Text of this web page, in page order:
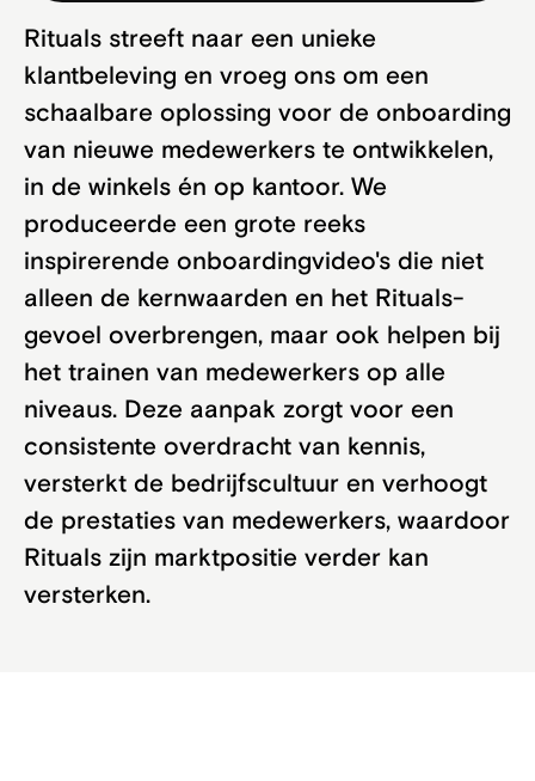
Rituals streeft naar een unieke
klantbeleving en vroeg ons om een
schaalbare oplossing voor de onboarding
van nieuwe medewerkers te ontwikkelen,
in de winkels én op kantoor. We
produceerde een grote reeks
inspirerende onboardingvideo's die niet
alleen de kernwaarden en het Rituals-
gevoel overbrengen, maar ook helpen bij
het trainen van medewerkers op alle
niveaus. Deze aanpak zorgt voor een
consistente overdracht van kennis,
versterkt de bedrijfscultuur en verhoogt
de prestaties van medewerkers, waardoor
Rituals zijn marktpositie verder kan
versterken.